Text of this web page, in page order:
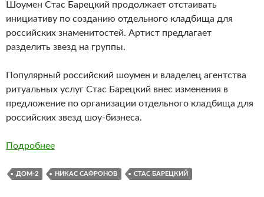
Шоумен Стас Барецкий продолжает отстаивать
инициативу по созданию отдельного кладбища для
российских знаменитостей. Артист предлагает
разделить звезд на группы.
Популярный российский шоумен и владелец агентства
ритуальных услуг Стас Барецкий внес изменения в
предложение по организации отдельного кладбища для
российских звезд шоу-бизнеса.
Подробнее
ДОМ-2 НИКАС САФРОНОВ СТАС БАРЕЦКИЙ